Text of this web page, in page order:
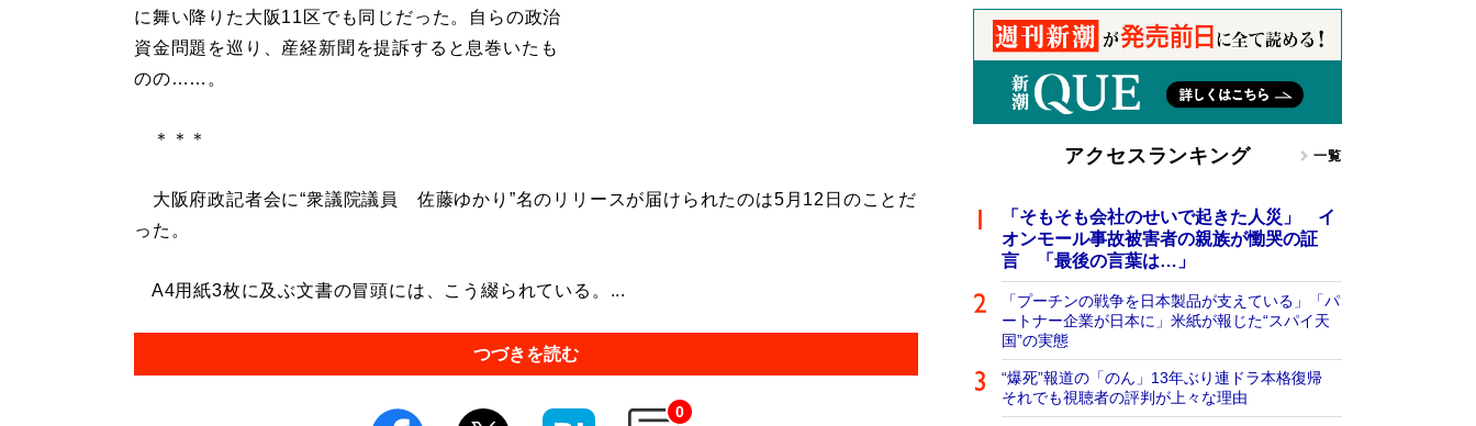
に舞い降りた大阪11区でも同じだった。自らの政治
資金問題を巡り、産経新聞を提訴すると息巻いたも
のの……。
＊＊＊
大阪府政記者会に“衆議院議員 佐藤ゆかり”名のリリースが届けられたのは5月12日のことだ
った。
A4用紙3枚に及ぶ文書の冒頭には、こう綴られている。...
つづきを読む
0
アクセスランキング 一覧
「そもそも会社のせいで起きた人災」 イ
オンモール事故被害者の親族が慟哭の証
言 「最後の言葉は…」
「プーチンの戦争を日本製品が支えている」「パ
ートナー企業が日本に」米紙が報じた“スパイ天
国”の実態
“爆死”報道の「のん」13年ぶり連ドラ本格復帰
それでも視聴者の評判が上々な理由